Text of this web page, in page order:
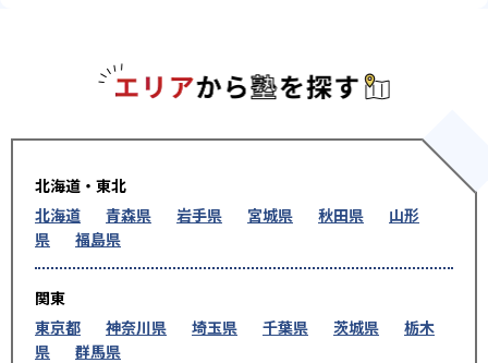
北海道・東北
北海道
青森県 岩手県 宮城県 秋田県
山形
県
福島県
関東
東京都
神奈川県 埼玉県 千葉県 茨城県
栃木
県
群馬県